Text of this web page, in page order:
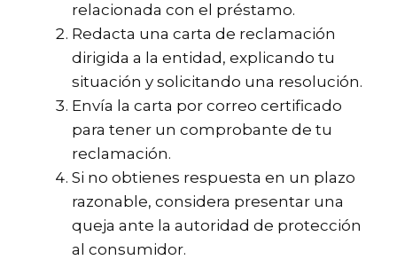
relacionada con el préstamo.
Redacta una carta de reclamación
dirigida a la entidad, explicando tu
situación y solicitando una resolución.
Envía la carta por correo certificado
para tener un comprobante de tu
reclamación.
Si no obtienes respuesta en un plazo
razonable, considera presentar una
queja ante la autoridad de protección
al consumidor.